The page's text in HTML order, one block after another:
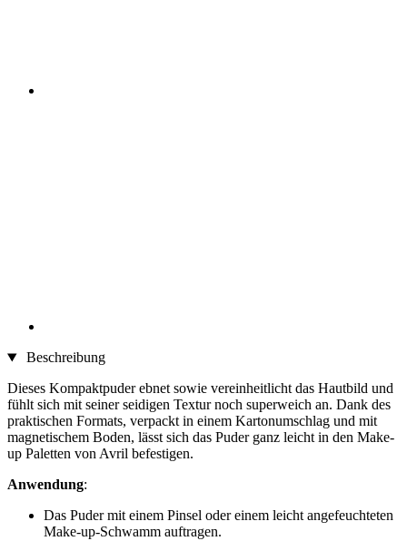
Beschreibung
Dieses Kompaktpuder ebnet sowie vereinheitlicht das Hautbild und
fühlt sich mit seiner seidigen Textur noch superweich an. Dank des
praktischen Formats, verpackt in einem Kartonumschlag und mit
magnetischem Boden, lässt sich das Puder ganz leicht in den Make-
up Paletten von Avril befestigen.
Anwendung:
Das Puder mit einem Pinsel oder einem leicht angefeuchteten
Make-up-Schwamm auftragen.